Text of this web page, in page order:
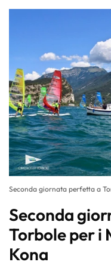
Seconda giornata perfetta a
Seconda
Torbole per i
Kona